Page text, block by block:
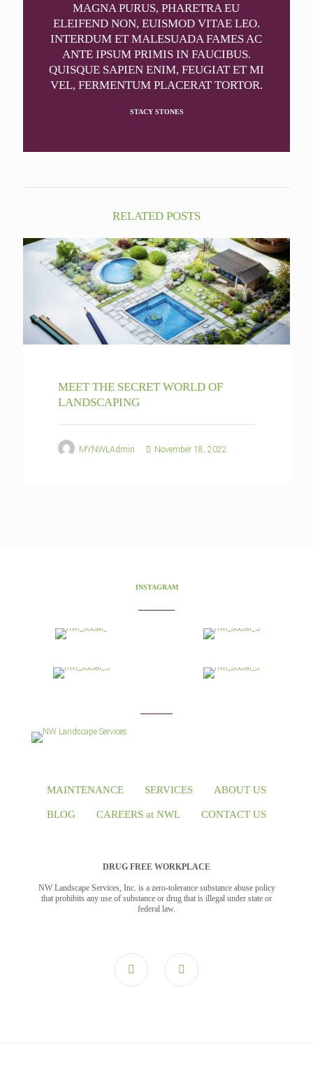
MAGNA PURUS, PHARETRA EU
ELEIFEND NON, EUISMOD VITAE LEO.
INTERDUM ET MALESUADA FAMES AC
ANTE IPSUM PRIMIS IN FAUCIBUS.
QUISQUE SAPIEN ENIM, FEUGIAT ET MI
VEL, FERMENTUM PLACERAT TORTOR.
STACY STONES
RELATED POSTS
MEET THE SECRET WORLD OF
LANDSCAPING
MYNWLAdmin November 18, 2022
INSTAGRAM
MAINTENANCE SERVICES ABOUT US
BLOG CAREERS at NWL CONTACT US
DRUG FREE WORKPLACE
NW Landscape Services, Inc. is a zero-tolerance substance abuse policy
that prohibits any use of substance or drug that is illegal under state or
federal law.